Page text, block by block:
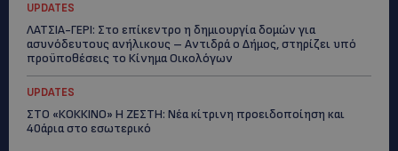
UPDATES
ΛΑΤΣΙΑ-ΓΕΡΙ: Στο επίκεντρο η δημιουργία δομών για
ασυνόδευτους ανήλικους – Αντιδρά ο Δήμος, στηρίζει υπό
προϋποθέσεις το Κίνημα Οικολόγων
UPDATES
ΣΤΟ «ΚΟΚΚΙΝΟ» Η ΖΕΣΤΗ: Νέα κίτρινη προειδοποίηση και
40άρια στο εσωτερικό